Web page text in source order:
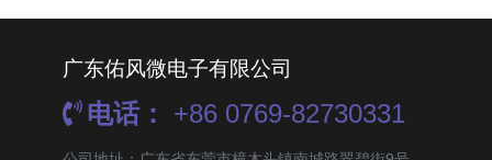
广东佑风微电子有限公司
电话： +86 0769-82730331